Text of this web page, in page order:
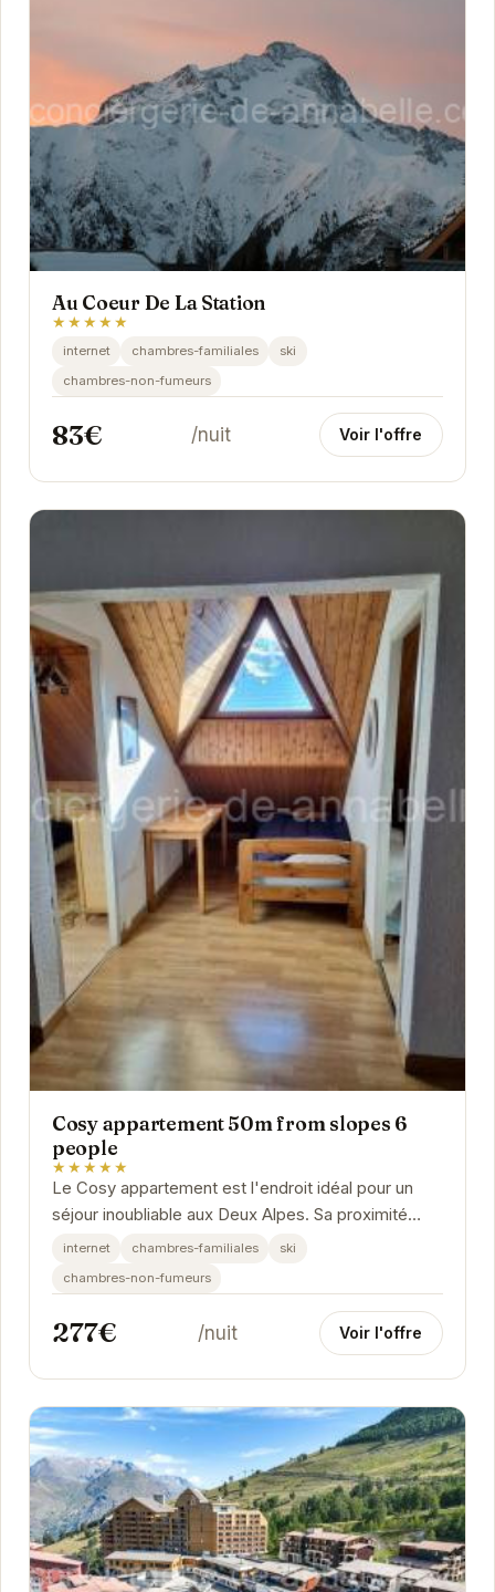
Au Coeur De La Station
★★★★★
internet chambres-familiales
ski
chambres-non-fumeurs
83€ /nuit Voir l'offre
Cosy appartement 50m from slopes 6
people
★★★★★
Le Cosy appartement est l'endroit idéal pour un
séjour inoubliable aux Deux Alpes. Sa proximité
avec les pistes de ski en fait un choix parfait...
internet chambres-familiales
ski
chambres-non-fumeurs
277€ /nuit Voir l'offre